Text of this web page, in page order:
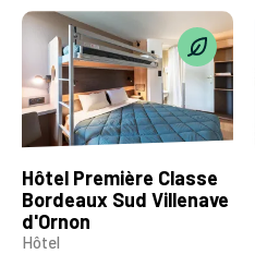
Hôtel Première Classe
Bordeaux Sud Villenave
d'Ornon
Hôtel